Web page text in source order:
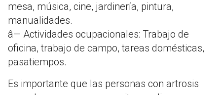
mesa, música, cine, jardinería, pintura,
manualidades.
â— Actividades ocupacionales: Trabajo de
oficina, trabajo de campo, tareas domésticas,
pasatiempos.
Es importante que las personas con artrosis